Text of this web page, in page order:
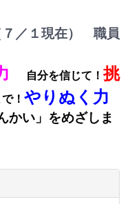
／１現在） 職員
自分を信じて！挑
！ やりぬく力
かい」をめざしま